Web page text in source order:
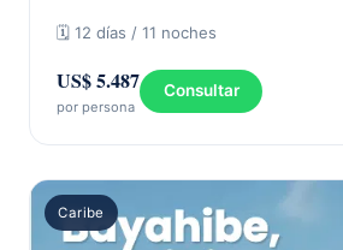
🗓 12 días / 11 noches
US$ 5.487
por persona
Consultar
Caribe